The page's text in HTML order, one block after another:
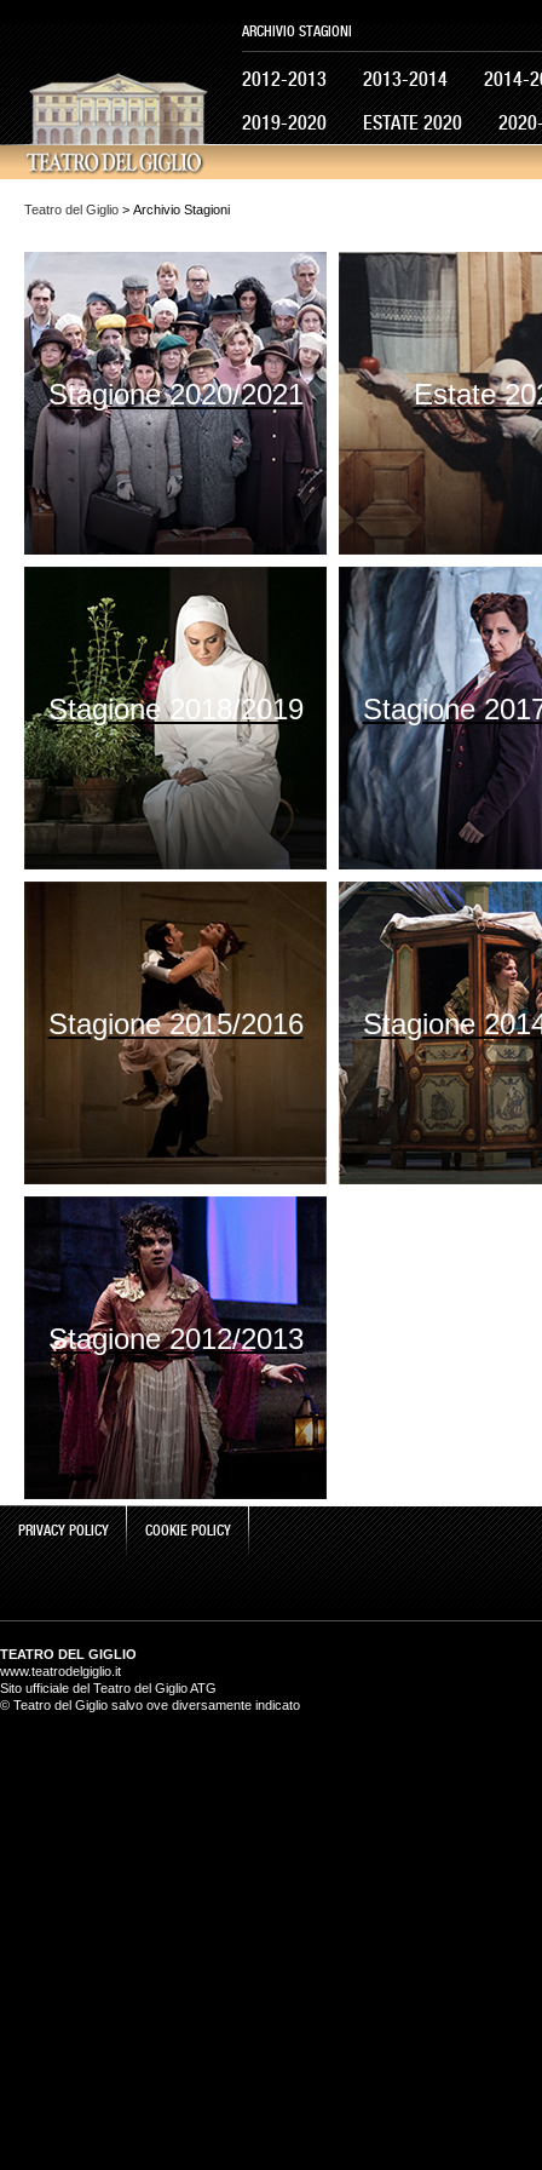
2012-2013 2013-2014
2014-
2019-2020
ESTATE 2020
ARCHIVIO STAGIONI
Teatro del Giglio > Archivio Stagioni
Stagione 2020/2021 Estate
Stagione 2018/2019 Stagione
Stagione 2015/2016 Stagione
Stagione 2012/2013
PRIVACY POLICY COOKIE POLICY
TEATRO DEL GIGLIO
www.teatrodelgiglio.it
Sito ufficiale del Teatro del Giglio ATG
© Teatro del Giglio salvo ove diversamente indicato